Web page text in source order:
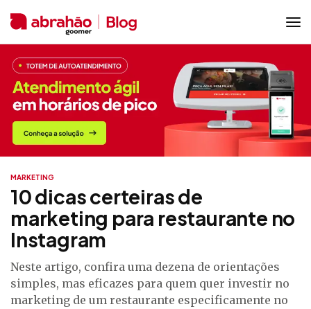
MARKETING
10 dicas certeiras de
marketing para restaurante no
Instagram
Neste artigo, confira uma dezena de orientações
simples, mas eficazes para quem quer investir no
marketing de um restaurante especificamente no